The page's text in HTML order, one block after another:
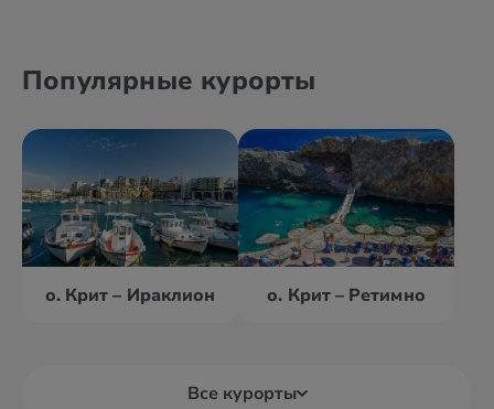
Популярные курорты
о. Крит – Ираклион о. Крит – Ретимно
Все курорты